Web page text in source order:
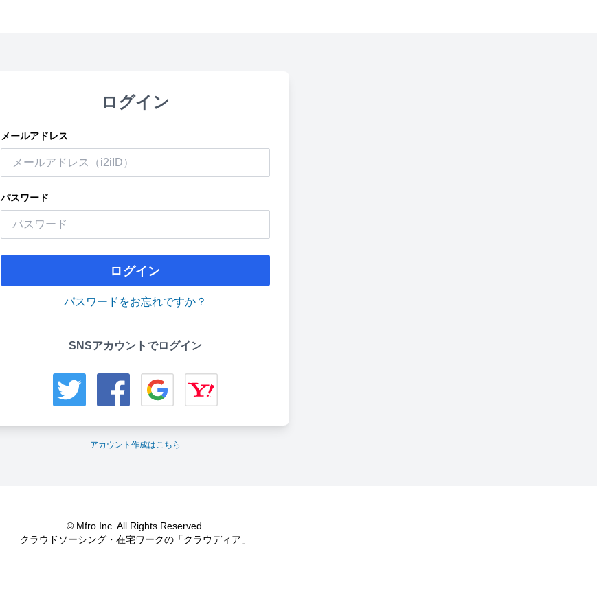
ログイン
メールアドレス
パスワード
ログイン
パスワードをお忘れですか？
SNSアカウントでログイン
アカウント作成はこちら
© Mfro Inc. All Rights Reserved.
クラウドソーシング・在宅ワークの「クラウディア」